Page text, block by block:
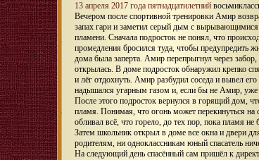
13 апреля 2017 года пятнадцатилетний
Вечером после спортивной тренировки Амир
запах гари и заметил серый дым с
пламени. Сначала подросток не понял, что
промедления бросился туда, чтобы предупредить
дома была заперта. Амир перепрыгнул через
открылась. В доме подросток обнаружил крепко
и лёг отдохнуть. Амир разбудил соседа и вывел
надышался угарным газом и, если бы не Амир, уже
После этого подросток вернулся в горящий дом,
пламя. Понимая, что огонь может перекинуться
обливал всё, что горело, до тех пор, пока пламя не
Затем школьник открыл в доме все окна и двери
родителям, ни одноклассникам юный спасатель
На следующий день спасённый сам пришёл к